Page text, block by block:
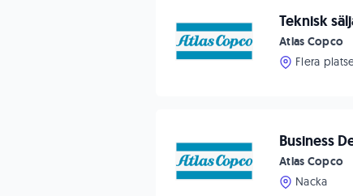
Teknisk
Atlas Copco
Flera
Business
Atlas Copco
Nacka